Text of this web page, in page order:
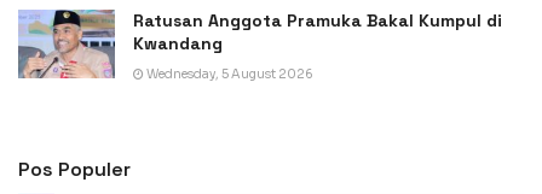
Ratusan Anggota Pramuka Bakal Kumpul di
Kwandang
Wednesday, 5 August 2026
Pos Populer